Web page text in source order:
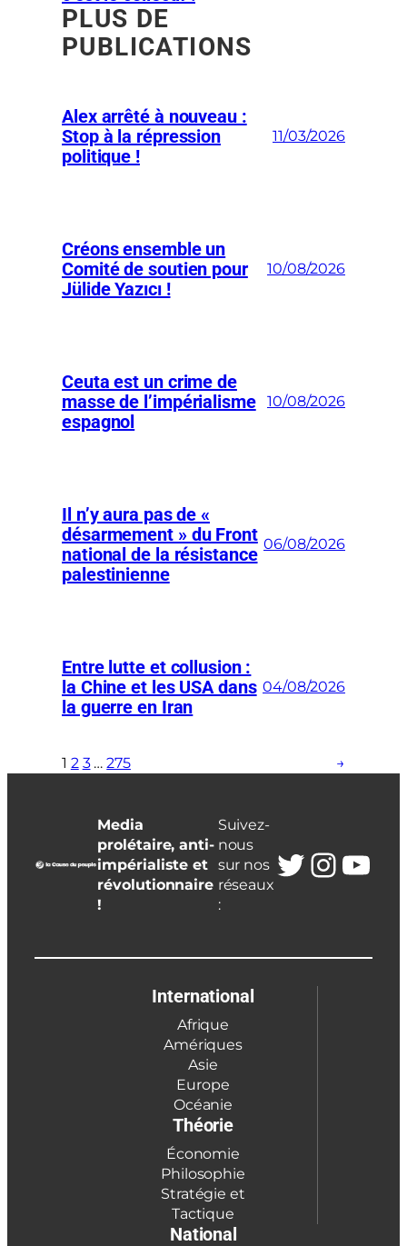
PLUS DE
PUBLICATIONS
Alex arrêté à nouveau :
Stop à la répression
politique !
11/03/2026
Créons ensemble un
Comité de soutien pour
Jülide Yazıcı !
10/08/2026
Ceuta est un crime de
masse de l’impérialisme
espagnol
10/08/2026
Il n’y aura pas de «
désarmement » du Front
national de la résistance
palestinienne
06/08/2026
Entre lutte et collusion :
la Chine et les USA dans
la guerre en Iran
04/08/2026
1 2 3 … 275 →
Media
prolétaire, anti-
impérialiste et
révolutionnaire
!
Suivez-
nous
sur nos
réseaux
:
Twitter
International
Afrique
Amériques
Asie
Europe
Océanie
Théorie
Économie
Philosophie
Stratégie et
Tactique
National